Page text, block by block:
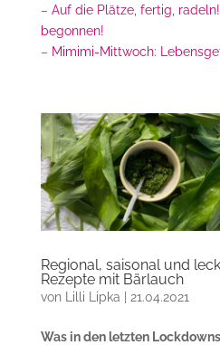
– Auf die Plätze, fertig,
begonnen!
– Mimimi-Mittwoch:
Regional, saisonal und
Rezepte mit Bärlauch
von Lilli Lipka | 21.04.2021
Was in den letzten